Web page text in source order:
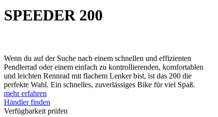
SPEEDER 200
Wenn du auf der Suche nach einem schnellen und effizienten
Pendlerrad oder einem einfach zu kontrollierenden, komfortablen
und leichten Rennrad mit flachem Lenker bist, ist das 200 die
perfekte Wahl. Ein schnelles, zuverlässiges Bike für viel Spaß.
mehr erfahren
Händler finden
Verfügbarkeit prüfen